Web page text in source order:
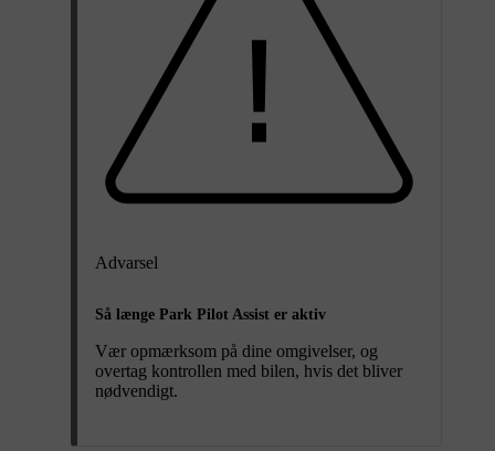
Advarsel
Så længe Park Pilot Assist er aktiv
Vær opmærksom på dine omgivelser, og
overtag kontrollen med bilen, hvis det bliver
nødvendigt.